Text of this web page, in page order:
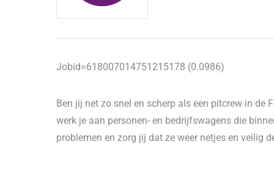
Jobid=618007014751215178 (0.0986)
Ben jij net zo snel en scherp als een pitcrew in
werk je aan personen- en bedrijfswagens die
problemen en zorg jij dat ze weer netjes en veilig